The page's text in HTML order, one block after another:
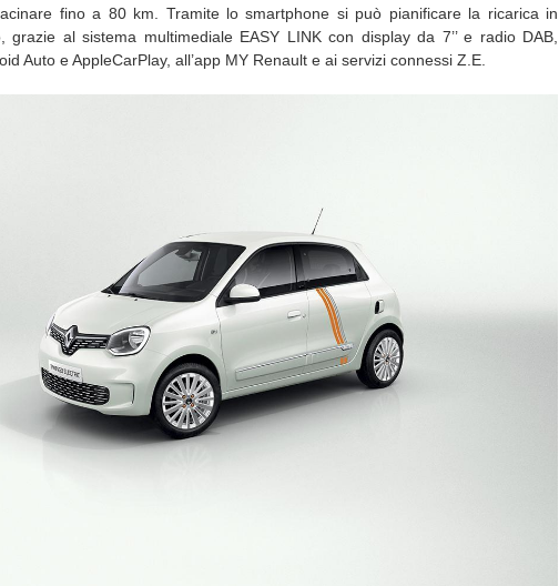
fino a 80 km. Tramite lo smartphone si può pianificare la ricarica in
grazie al sistema multimediale EASY LINK con display da 7’’ e radio DAB,
Auto e AppleCarPlay, all’app MY Renault e ai servizi connessi Z.E.